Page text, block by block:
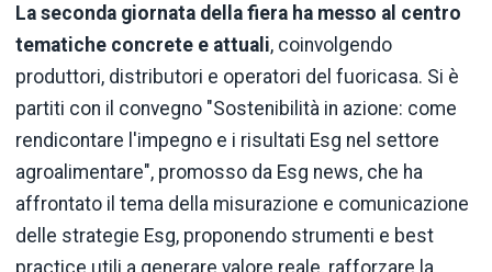
La seconda giornata della fiera ha messo al centro
tematiche concrete e attuali, coinvolgendo
produttori, distributori e operatori del fuoricasa. Si è
partiti con il convegno "Sostenibilità in azione: come
rendicontare l'impegno e i risultati Esg nel settore
agroalimentare", promosso da Esg news, che ha
affrontato il tema della misurazione e comunicazione
delle strategie Esg, proponendo strumenti e best
practice utili a generare valore reale, rafforzare la